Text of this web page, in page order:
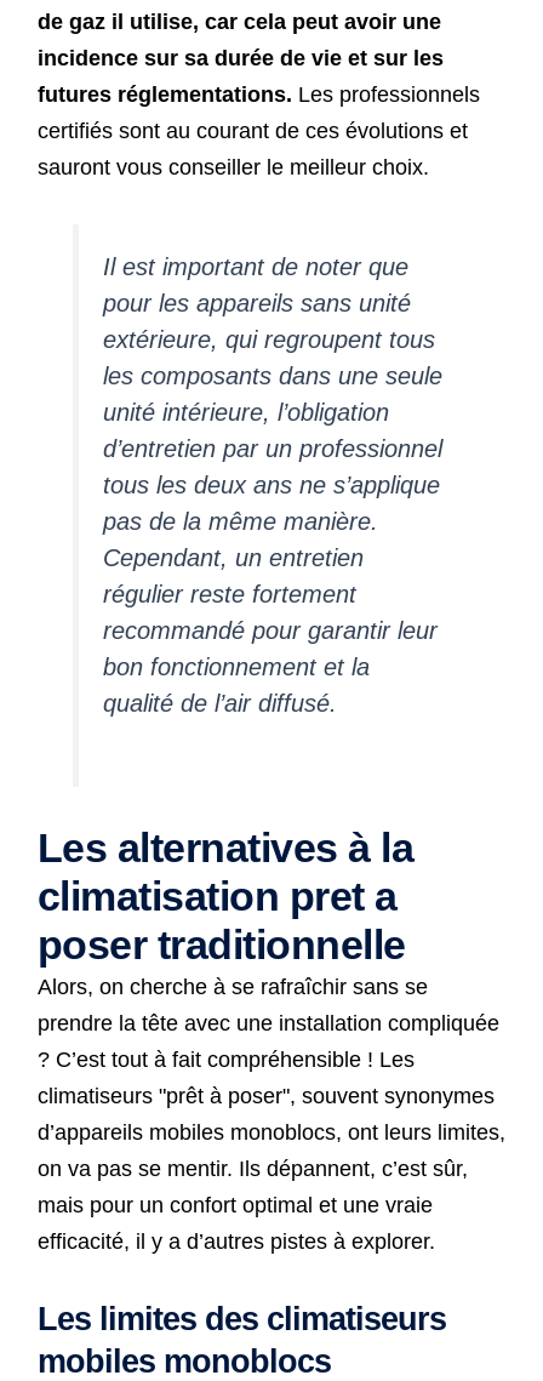
de gaz il utilise, car cela peut avoir une
incidence sur sa durée de vie et sur les
futures réglementations. Les professionnels
certifiés sont au courant de ces évolutions et
sauront vous conseiller le meilleur choix.
Il est important de noter que
pour les appareils sans unité
extérieure, qui regroupent tous
les composants dans une seule
unité intérieure, l’obligation
d’entretien par un professionnel
tous les deux ans ne s’applique
pas de la même manière.
Cependant, un entretien
régulier reste fortement
recommandé pour garantir leur
bon fonctionnement et la
qualité de l’air diffusé.
Les alternatives à la
climatisation pret a
poser traditionnelle
Alors, on cherche à se rafraîchir sans se
prendre la tête avec une installation compliquée
? C’est tout à fait compréhensible ! Les
climatiseurs "prêt à poser", souvent synonymes
d’appareils mobiles monoblocs, ont leurs limites,
on va pas se mentir. Ils dépannent, c’est sûr,
mais pour un confort optimal et une vraie
efficacité, il y a d’autres pistes à explorer.
Les limites des climatiseurs
mobiles monoblocs